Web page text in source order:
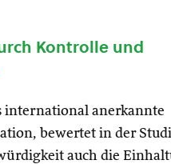
Kontrolle und
international anerkannte
bewertet in der
auch die